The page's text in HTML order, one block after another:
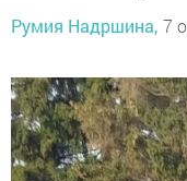
Румия Надршина, 7